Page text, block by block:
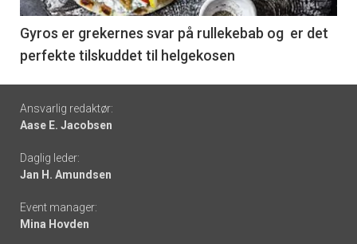
6
Gyros er grekernes svar på rullekebab og er det
perfekte tilskuddet til helgekosen
Footer
-
links
Ansvarlig redaktør:
Aase E. Jacobsen
Daglig leder:
Jan H. Amundsen
Event manager:
Mina Hovden